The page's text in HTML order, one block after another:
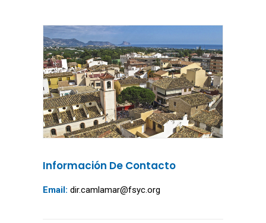
Información De Contacto
Email: dir.camlamar@fsyc.org